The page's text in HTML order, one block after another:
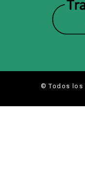
© Todos los